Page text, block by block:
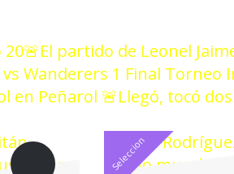
20🚨El partido de Leonel
Wanderers 1 Final Torneo
en Peñarol 🚨Llegó, tocó
Seleccion